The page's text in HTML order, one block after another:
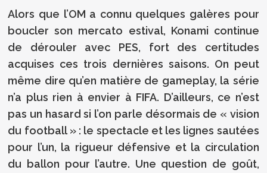
Alors que l’OM a connu quelques galères pour
boucler son mercato estival, Konami continue
de dérouler avec PES, fort des certitudes
acquises ces trois dernières saisons. On peut
même dire qu’en matière de gameplay, la série
n’a plus rien à envier à FIFA. D’ailleurs, ce n’est
pas un hasard si l’on parle désormais de « vision
du football » : le spectacle et les lignes sautées
pour l’un, la rigueur défensive et la circulation
du ballon pour l’autre. Une question de goût,